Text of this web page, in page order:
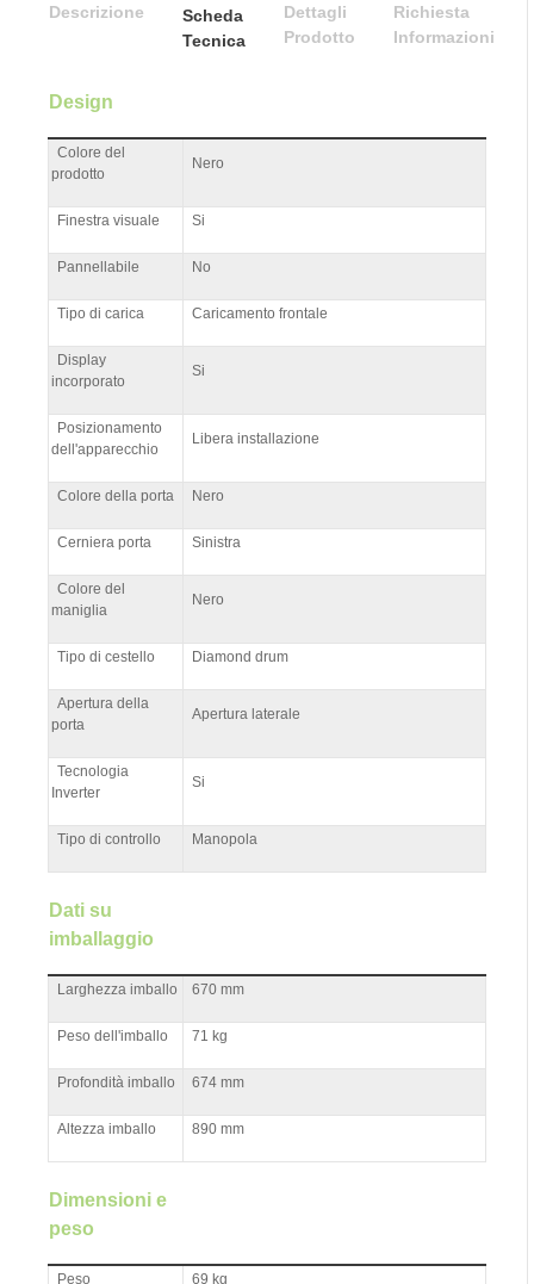
Descrizione
Scheda
Tecnica
Dettagli
Prodotto
Richiesta
Informazioni
Design
Colore del
prodotto
Nero
Finestra visuale Si
Pannellabile No
Tipo di carica Caricamento frontale
Display
incorporato
Si
Posizionamento
dell'apparecchio
Libera installazione
Colore della porta Nero
Cerniera porta Sinistra
Colore del
maniglia
Nero
Tipo di cestello Diamond drum
Apertura della
porta
Apertura laterale
Tecnologia
Inverter
Si
Tipo di controllo Manopola
Dati su
imballaggio
Larghezza imballo 670 mm
Peso dell'imballo 71 kg
Profondità imballo 674 mm
Altezza imballo 890 mm
Dimensioni e
peso
Peso 69 kg